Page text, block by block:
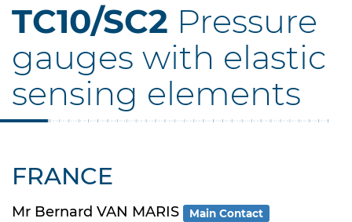
TC10/SC2 Pressure
gauges with elastic
sensing elements
FRANCE
Mr Bernard VAN MARIS Main Contact